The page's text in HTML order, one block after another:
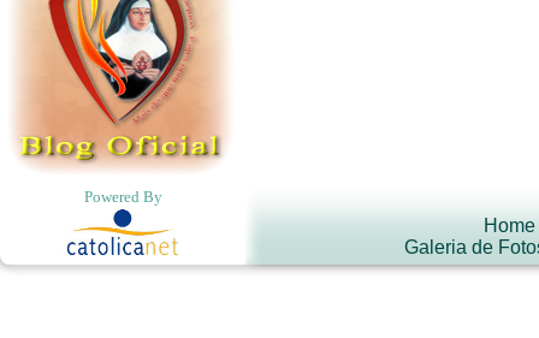
Powered By
Home
Galeria de